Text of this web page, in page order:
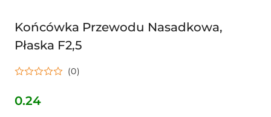
Końcówka Przewodu Nasadkowa,
Płaska F2,5
(0)
Cena:
0.24